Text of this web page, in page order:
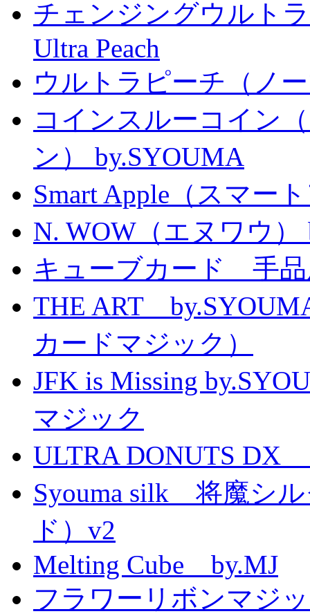
チェンジングウルト
Ultra Peach
ウルトラピーチ（ノ
コインスルーコイン
ン） by.SYOUMA
Smart Apple（スマー
N. WOW（エヌワウ）
キューブカード 手
THE ART
カードマジック）
JFK is Missing
マジック
ULTRA DONUTS DX
Syouma silk 将魔シ
ド）v2
Melting Cube by.MJ
フラワーリボンマジ